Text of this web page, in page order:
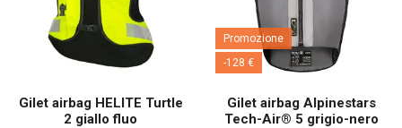
Gilet airbag HELITE Turtle
2 giallo fluo
Promozione
-128 €
Gilet airbag Alpinestars
Tech-Air® 5 grigio-nero